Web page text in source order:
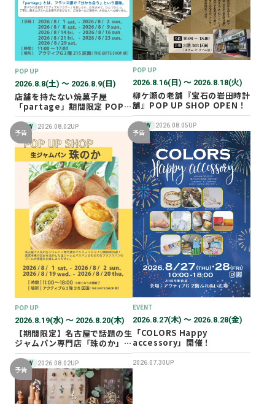
POP UP
2026.8.8(土) 〜 2026.8.9(日)
店舗を持たない焼菓子屋
「partage」期間限定 POP
UP SHOP オープン！
NEW 2026.08.02UP
POP UP
2026.8.16(日) 〜 2026.8.18(火)
柳ケ瀬の老舗『宝石の岩田時計
舗』POP UP SHOP OPEN！
NEW 2026.08.05UP
予告
POP UP
2026.8.19(水) 〜 2026.8.20(木)
【期間限定】名古屋で話題の生
ジャムパン専門店「珠のか」
POP UP SHOP
NEW 2026.08.02UP
予告
EVENT
2026.8.27(木) 〜 2026.8.28(金)
「COLORS Happy
accessory」開催！
2026.07.30UP
予告